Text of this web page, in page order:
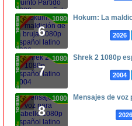
6
1080p Hokum: La
2026
7
1080p Shrek 2 1080p
2004
8
1080p Mensajes de voz
2026